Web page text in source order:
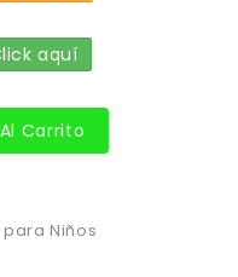
aquí
Carrito
para Niños